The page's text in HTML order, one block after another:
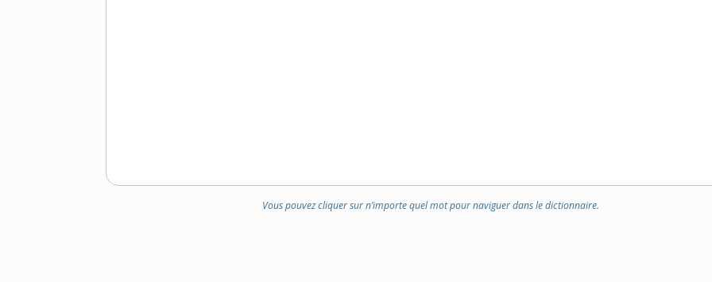
Vous pouvez cliquer sur n’importe quel mot pour naviguer dans le dictionnaire.